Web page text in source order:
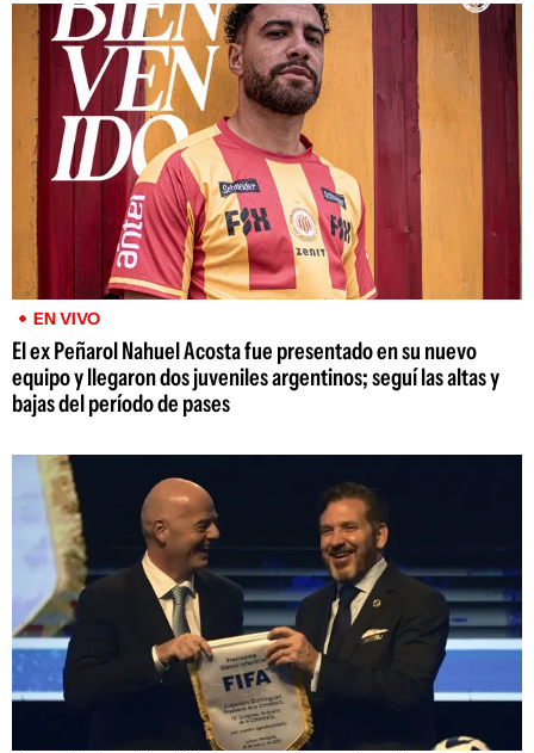
EN VIVO
El ex Peñarol Nahuel Acosta fue presentado en su nuevo
equipo y llegaron dos juveniles argentinos; seguí las altas y
bajas del período de pases